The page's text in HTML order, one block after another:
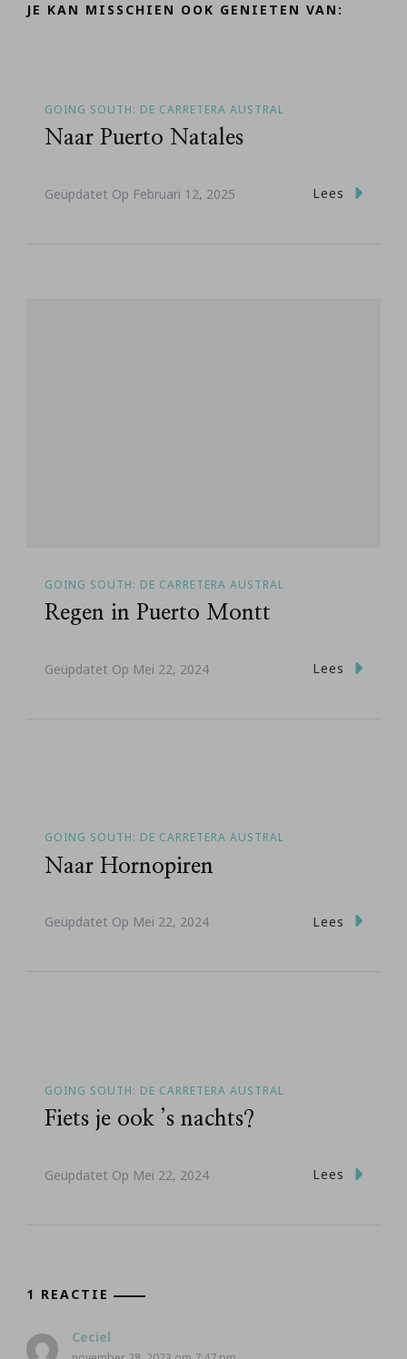
JE KAN MISSCHIEN OOK GENIETEN VAN:
GOING SOUTH: DE CARRETERA AUSTRAL
Naar Puerto Natales
Geüpdatet Op Februari 12, 2025 Lees
GOING SOUTH: DE CARRETERA AUSTRAL
Regen in Puerto Montt
Geüpdatet Op Mei 22, 2024 Lees
GOING SOUTH: DE CARRETERA AUSTRAL
Naar Hornopiren
Geüpdatet Op Mei 22, 2024 Lees
GOING SOUTH: DE CARRETERA AUSTRAL
Fiets je ook ’s nachts?
Geüpdatet Op Mei 22, 2024 Lees
1 REACTIE
Ceciel